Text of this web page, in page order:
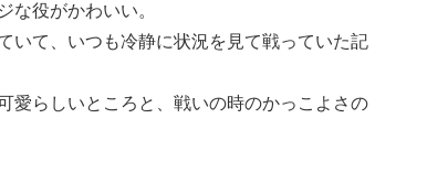
な役がかわいい。
いて、いつも冷静に状況を見て戦っていた記
愛らしいところと、戦いの時のかっこよさの